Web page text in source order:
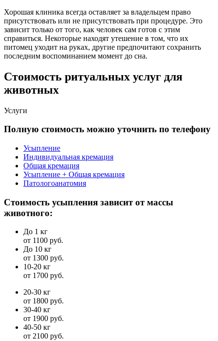
Хорошая клиника всегда оставляет за владельцем право
присутствовать или не присутствовать при процедуре. Это
зависит только от того, как человек сам готов с этим
справиться. Некоторые находят утешение в том, что их
питомец уходит на руках, другие предпочитают сохранить
последним воспоминанием момент до сна.
Стоимость ритуальных услуг для
животных
Услуги
Полную стоимость можно уточнить по телефону
Усыпление
Индивидуальная кремация
Общая кремация
Усыпление + Общая кремация
Патологоанатомия
Стоимость усыпления зависит от массы
животного:
До 1 кг
от 1100 руб.
До 10 кг
от 1300 руб.
10-20 кг
от 1700 руб.
20-30 кг
от 1800 руб.
30-40 кг
от 1900 руб.
40-50 кг
от 2100 руб.